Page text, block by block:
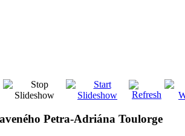
Petra-Adriána Toulorge